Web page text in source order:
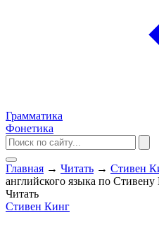
Грамматика
Фонетика
Главная → Читать → Стивен
английского языка по
Читать
Стивен Кинг